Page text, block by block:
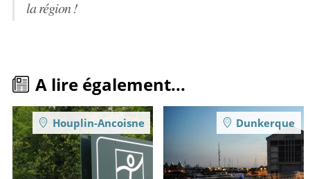
la région !
A lire également...
Houplin-Ancoisne Dunkerque